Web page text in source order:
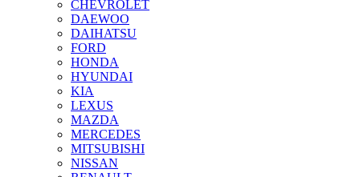
CHEVROLET
DAEWOO
DAIHATSU
FORD
HONDA
HYUNDAI
KIA
LEXUS
MAZDA
MERCEDES
MITSUBISHI
NISSAN